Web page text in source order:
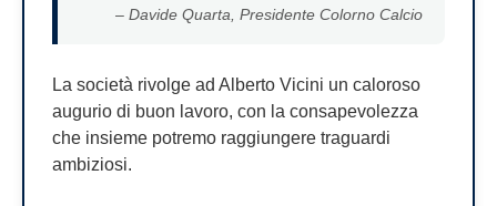
– Davide Quarta, Presidente Colorno Calcio
La società rivolge ad Alberto Vicini un caloroso
augurio di buon lavoro, con la consapevolezza
che insieme potremo raggiungere traguardi
ambiziosi.